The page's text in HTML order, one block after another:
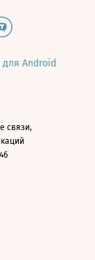
для Android
связи,